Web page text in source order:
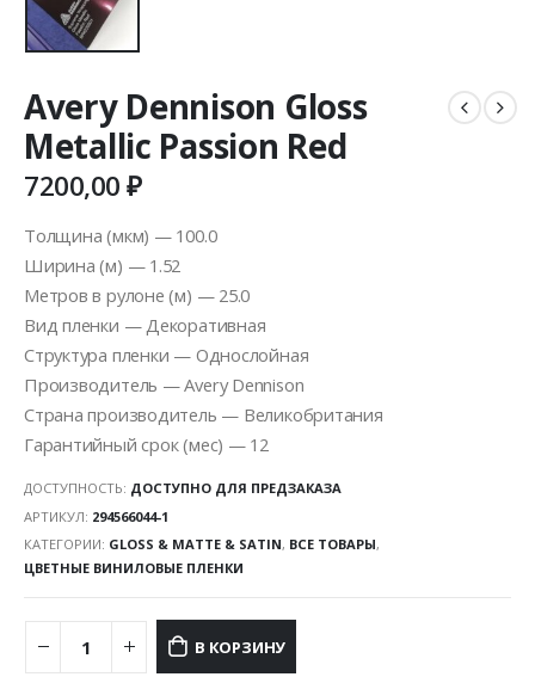
Avery Dennison Gloss
Metallic Passion Red
7200,00₽
Толщина (мкм) — 100.0
Ширина (м) — 1.52
Метров в рулоне (м) — 25.0
Вид пленки — Декоративная
Структура пленки — Однослойная
Производитель — Avery Dennison
Страна производитель — Великобритания
Гарантийный срок (мес) — 12
ДОСТУПНОСТЬ: ДОСТУПНО ДЛЯ ПРЕДЗАКАЗА
АРТИКУЛ: 294566044-1
КАТЕГОРИИ: GLOSS & MATTE & SATIN, ВСЕ ТОВАРЫ,
ЦВЕТНЫЕ ВИНИЛОВЫЕ ПЛЕНКИ
В КОРЗИНУ